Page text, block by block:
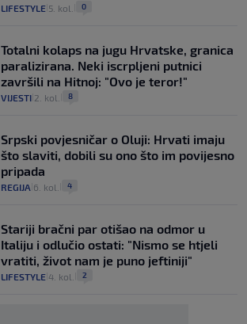
LIFESTYLE 5. kol. 0
Totalni kolaps na jugu Hrvatske, granica
paralizirana. Neki iscrpljeni putnici
završili na Hitnoj: "Ovo je teror!"
VIJESTI 2. kol. 8
Srpski povjesničar o Oluji: Hrvati imaju
što slaviti, dobili su ono što im povijesno
pripada
REGIJA 6. kol. 4
Stariji bračni par otišao na odmor u
Italiju i odlučio ostati: "Nismo se htjeli
vratiti, život nam je puno jeftiniji"
LIFESTYLE 4. kol. 2